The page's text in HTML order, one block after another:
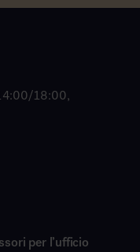
18:00,
per l’ufficio